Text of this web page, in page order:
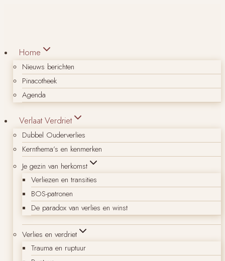
Home
Nieuws berichten
Pinacotheek
Agenda
Verlaat Verdriet
Dubbel Ouderverlies
Kernthema’s en kenmerken
Je gezin van herkomst
Verliezen en transities
BOS-patronen
De paradox van verlies en winst
Verlies en verdriet
Trauma en ruptuur